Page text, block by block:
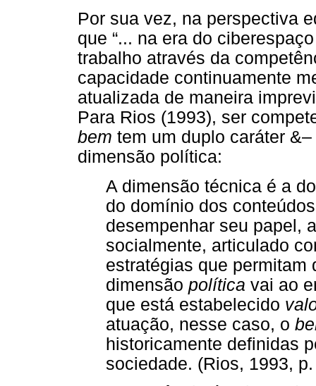
Por sua vez, na perspectiva
que “... na era do
trabalho através da
capacidade continuamente
atualizada de maneira
Para Rios (1993), ser
bem tem um duplo caráter
dimensão política:
A dimensão técnica é a
do domínio dos
desempenhar seu papel,
socialmente, articulado
estratégias que permitam
dimensão política vai ao
que está estabelecido
atuação, nesse caso, o
historicamente definidas
sociedade. (Rios, 1993,